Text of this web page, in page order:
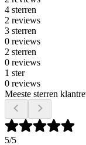
4 sterren
2 reviews
3 sterren
0 reviews
2 sterren
0 reviews
1 ster
0 reviews
Meeste sterren
5/5